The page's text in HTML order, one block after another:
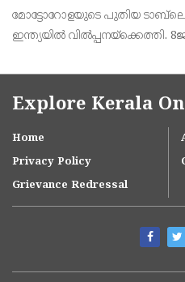
മോട്ടോറോളയുടെ പുതിയ
ഇന്ത്യയിൽ വിൽപ്പനയ്‌ക്കെത്തി.
ഉൾപ്പെടെ 32,999 രൂപയാണ്
Explore Kerala
Home
Privacy Policy
Grievance Redressal